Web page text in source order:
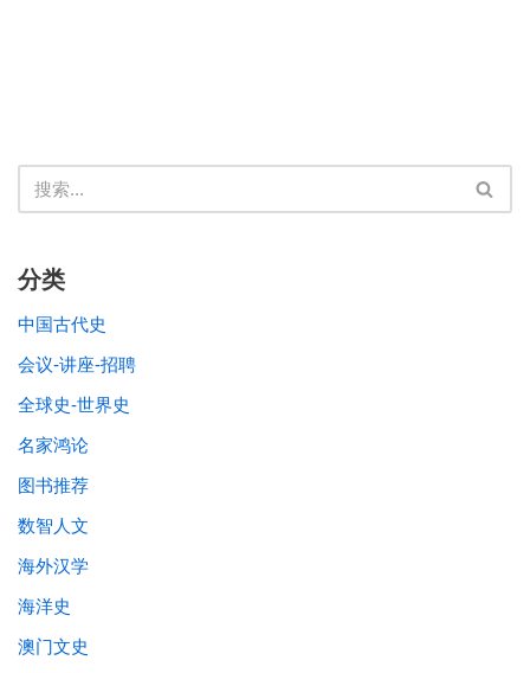
分类
中国古代史
会议-讲座-招聘
全球史-世界史
名家鸿论
图书推荐
数智人文
海外汉学
海洋史
澳门文史